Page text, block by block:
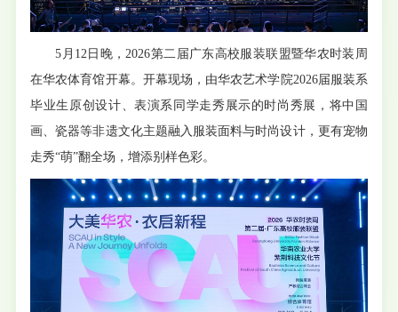
5月12日晚，2026第二届广东高校服装联盟暨华农时装周
在华农体育馆开幕。开幕现场，由华农艺术学院2026届服装系
毕业生原创设计、表演系同学走秀展示的时尚秀展，将中国
画、瓷器等非遗文化主题融入服装面料与时尚设计，更有宠物
走秀“萌”翻全场，增添别样色彩。